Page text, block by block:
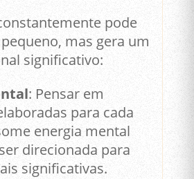
pode
mas gera um
significativo:
: Pensar em
para cada
energia mental
direcionada para
significativas.